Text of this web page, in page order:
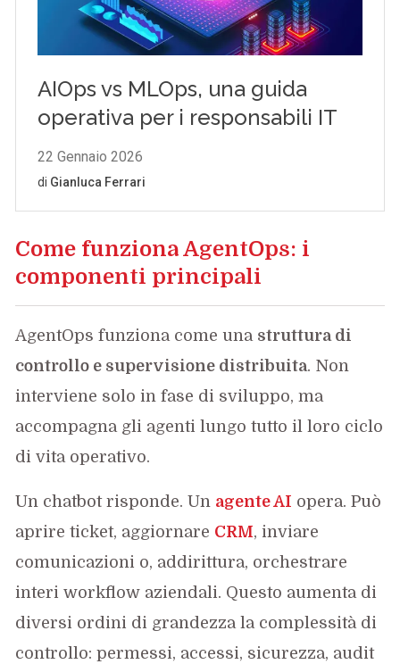
Come funziona AgentOps: i
componenti principali
AgentOps funziona come una struttura di
controllo e supervisione distribuita. Non
interviene solo in fase di sviluppo, ma
accompagna gli agenti lungo tutto il loro ciclo
di vita operativo.
Un chatbot risponde. Un agente AI opera. Può
aprire ticket, aggiornare CRM, inviare
comunicazioni o, addirittura, orchestrare
interi workflow aziendali. Questo aumenta di
diversi ordini di grandezza la complessità di
controllo: permessi, accessi, sicurezza, audit